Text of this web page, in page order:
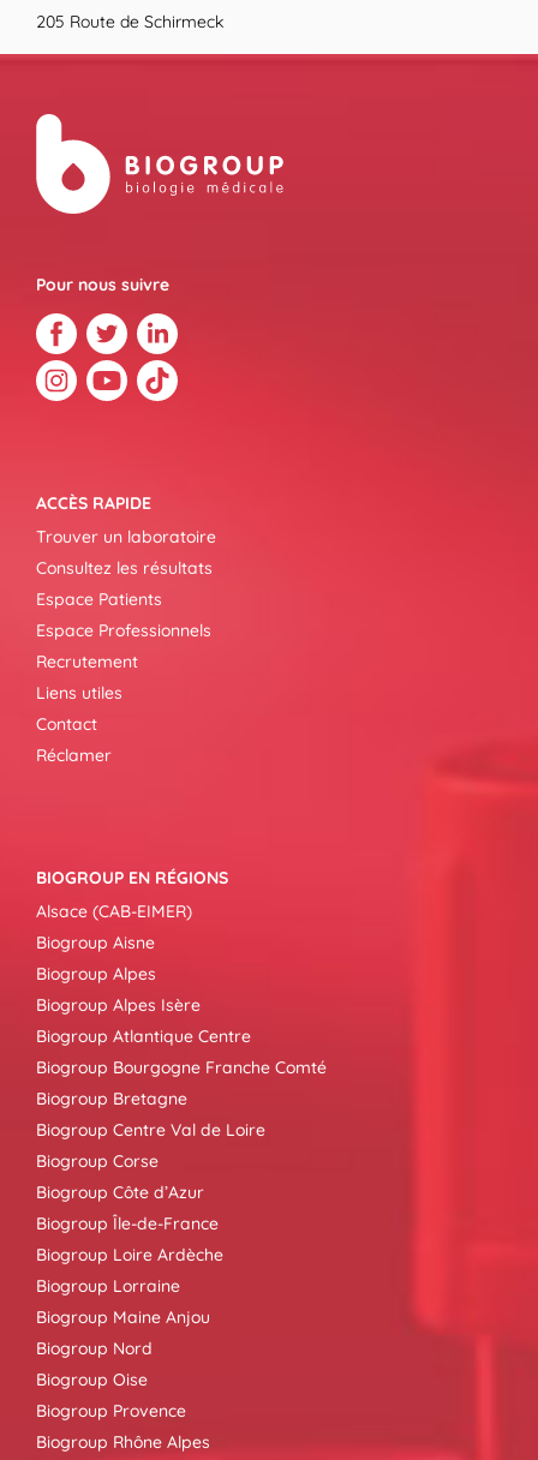
205 Route de Schirmeck
Pour nous suivre
ACCÈS RAPIDE
Trouver un laboratoire
Consultez les résultats
Espace Patients
Espace Professionnels
Recrutement
Liens utiles
Contact
Réclamer
BIOGROUP EN RÉGIONS
Alsace (CAB-EIMER)
Biogroup Aisne
Biogroup Alpes
Biogroup Alpes Isère
Biogroup Atlantique Centre
Biogroup Bourgogne Franche Comté
Biogroup Bretagne
Biogroup Centre Val de Loire
Biogroup Corse
Biogroup Côte d’Azur
Biogroup Île-de-France
Biogroup Loire Ardèche
Biogroup Lorraine
Biogroup Maine Anjou
Biogroup Nord
Biogroup Oise
Biogroup Provence
Biogroup Rhône Alpes